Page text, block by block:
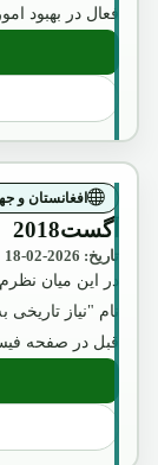
فعال در بهبود
افغانستان و
آگست2018
تاریخ: 2026-02-18
در این میان
نام "نیاز
قبل در صفحه